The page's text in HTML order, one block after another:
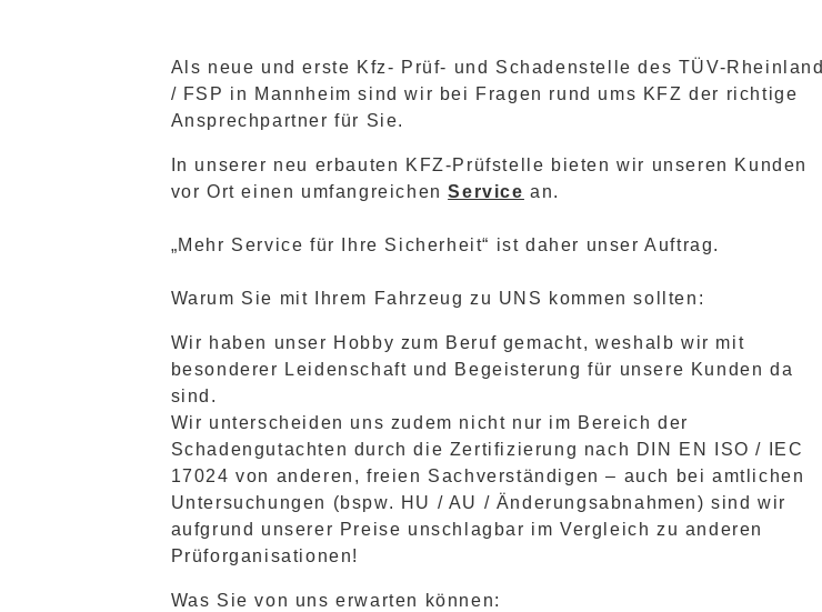
Als neue und erste Kfz- Prüf- und Schadenstelle des TÜV-Rheinland
/ FSP in Mannheim sind wir bei Fragen rund ums KFZ der richtige
Ansprechpartner für Sie.
In unserer neu erbauten KFZ-Prüfstelle bieten wir unseren Kunden
vor Ort einen umfangreichenService an.
„Mehr Service für Ihre Sicherheit“ ist daher unser Auftrag.
Warum Sie mit Ihrem Fahrzeug zu UNS kommen sollten:
Wir haben unser Hobby zum Beruf gemacht, weshalb wir mit
besonderer Leidenschaft und Begeisterung für unsere Kunden da
sind.
Wir unterscheiden uns zudem nicht nur im Bereich der
Schadengutachten durch die Zertifizierung nach DIN EN ISO / IEC
17024 von anderen, freien Sachverständigen – auch bei amtlichen
Untersuchungen (bspw. HU / AU / Änderungsabnahmen) sind wir
aufgrund unserer Preise unschlagbar im Vergleich zu anderen
Prüforganisationen!
Was Sie von uns erwarten können: